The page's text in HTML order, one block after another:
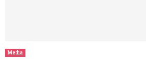
Media